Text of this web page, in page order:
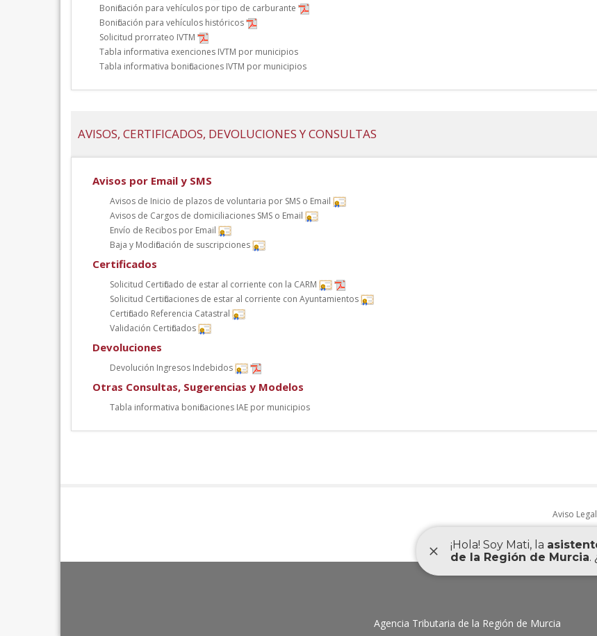
Bonificación para vehículos por tipo de carburante
Bonificación para vehículos históricos
Solicitud prorrateo IVTM
Tabla informativa exenciones IVTM por municipios
Tabla informativa bonificaciones IVTM por municipios
AVISOS, CERTIFICADOS, DEVOLUCIONES Y CONSULTAS
Avisos por Email y SMS
Avisos de Inicio de plazos de voluntaria por SMS o Email
Avisos de Cargos de domiciliaciones SMS o Email
Envío de Recibos por Email
Baja y Modificación de suscripciones
Certificados
Solicitud Certificado de estar al corriente con la CARM
Solicitud Certificaciones de estar al corriente con Ayuntamientos
Certificado Referencia Catastral
Validación Certificados
Devoluciones
Devolución Ingresos Indebidos
Otras Consultas, Sugerencias y Modelos
Tabla informativa bonificaciones IAE por municipios
Aviso Legal
Agencia Tributaria de la Región de Murcia